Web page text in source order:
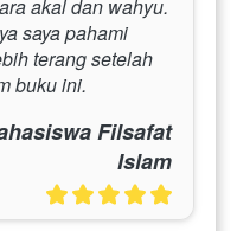
akal dan wahyu.
saya pahami
terang setelah
buku ini.
Filsafat
Islam